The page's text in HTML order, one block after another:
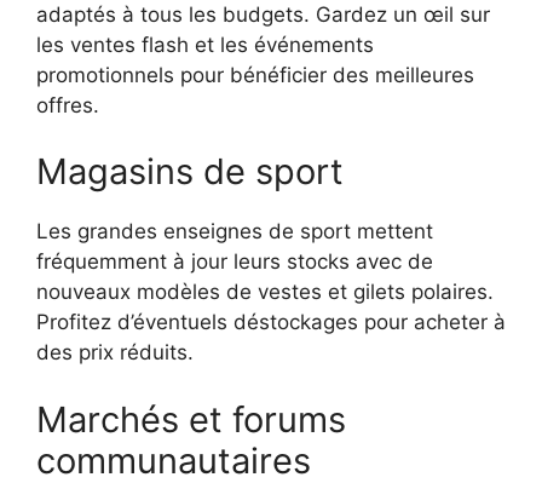
adaptés à tous les budgets. Gardez un œil sur
les ventes flash et les événements
promotionnels pour bénéficier des meilleures
offres.
Magasins de sport
Les grandes enseignes de sport mettent
fréquemment à jour leurs stocks avec de
nouveaux modèles de vestes et gilets polaires.
Profitez d’éventuels déstockages pour acheter à
des prix réduits.
Marchés et forums
communautaires